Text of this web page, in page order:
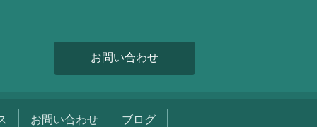
お問い合わせ
お問い合わせ ブログ